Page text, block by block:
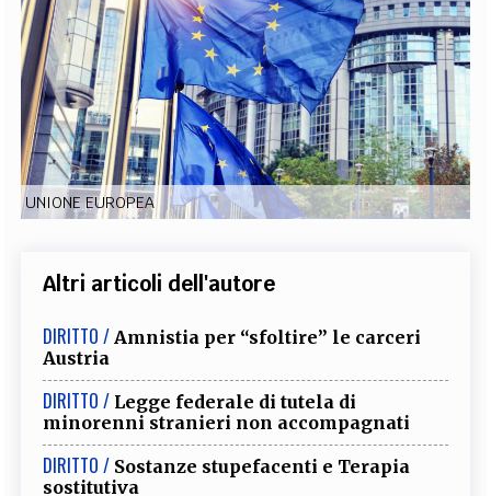
EXTRA
CODICI RUBRICHE LIBRI PROCEEDINGS PUBBLICITÀ CONTATTI
SOCIAL MEDIA
UNIONE EUROPEA
Altri articoli dell'autore
DIRITTO / Amnistia per “sfoltire” le carceri
Austria
DIRITTO / Legge federale di tutela di
minorenni stranieri non accompagnati
DIRITTO / Sostanze stupefacenti e Terapia
sostitutiva